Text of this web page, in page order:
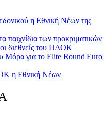
η Εθνική Νέων της
των προκριματικών
διεθνείς του ΠΑΟΚ
Μόρα για το Elite Round Euro
η Εθνική Νέων